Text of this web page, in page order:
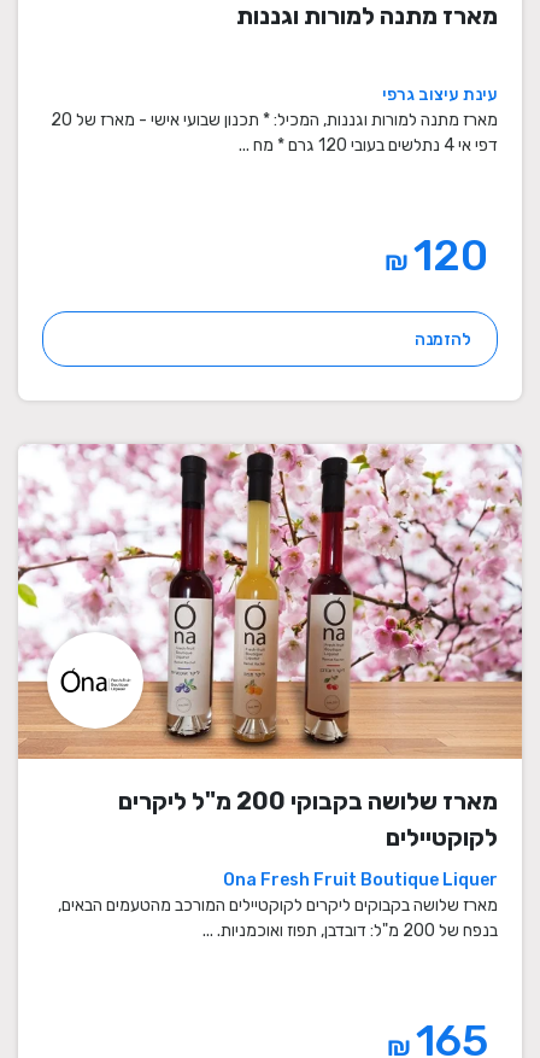
מארז מתנה למורות וגננות
עינת עיצוב גרפי
מארז מתנה למורות וגננות, המכיל: * תכנון שבועי אישי - מארז של 20
דפי אי 4 נתלשים בעובי 120 גרם * מח ...
₪
להזמנה
מארז שלושה בקבוקי 200 מ"ל ליקרים
לקוקטיילים
Ona Fresh Fruit Boutique Liquer
מארז שלושה בקבוקים ליקרים לקוקטיילים המורכב מהטעמים הבאים,
בנפח של 200 מ"ל: דובדבן, תפוז ואוכמניות. ...
₪